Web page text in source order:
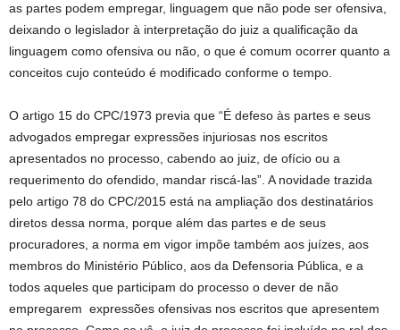
as partes podem empregar, linguagem que não pode ser ofensiva,
deixando o legislador à interpretação do juiz a qualificação da
linguagem como ofensiva ou não, o que é comum ocorrer quanto a
conceitos cujo conteúdo é modificado conforme o tempo.
O artigo 15 do CPC/1973 previa que “É defeso às partes e seus
advogados empregar expressões injuriosas nos escritos
apresentados no processo, cabendo ao juiz, de ofício ou a
requerimento do ofendido, mandar riscá-las”. A novidade trazida
pelo artigo 78 do CPC/2015 está na ampliação dos destinatários
diretos dessa norma, porque além das partes e de seus
procuradores, a norma em vigor impõe também aos juízes, aos
membros do Ministério Público, aos da Defensoria Pública, e a
todos aqueles que participam do processo o dever de não
empregarem expressões ofensivas nos escritos que apresentem